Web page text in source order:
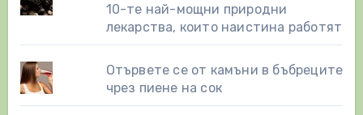
10-те най-мощни природни
лекарства, които наистина работят
Отървете се от камъни в бъбреците
чрез пиене на сок